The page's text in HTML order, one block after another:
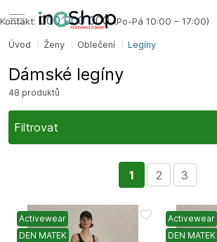
Úvod Ženy Oblečení Legíny
Dámské legíny
48 produktů
Filtrovat
1 2 3
Activewear
DEN MATEK
Activewear
DEN MATEK
Kontakt: 000 000 000(Po-Pá 10:00 – 17:00)